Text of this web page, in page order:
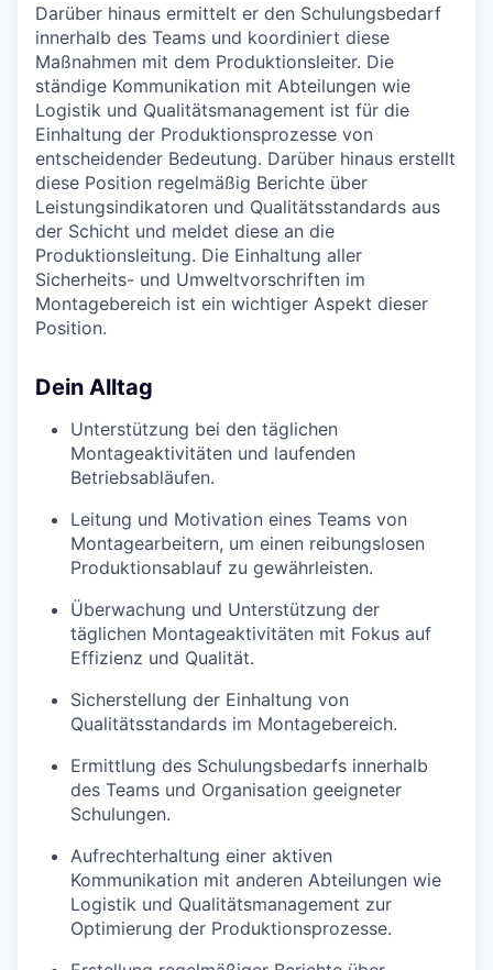
Darüber hinaus ermittelt er den Schulungsbedarf
innerhalb des Teams und koordiniert diese
Maßnahmen mit dem Produktionsleiter. Die
ständige Kommunikation mit Abteilungen wie
Logistik und Qualitätsmanagement ist für die
Einhaltung der Produktionsprozesse von
entscheidender Bedeutung. Darüber hinaus erstellt
diese Position regelmäßig Berichte über
Leistungsindikatoren und Qualitätsstandards aus
der Schicht und meldet diese an die
Produktionsleitung. Die Einhaltung aller
Sicherheits- und Umweltvorschriften im
Montagebereich ist ein wichtiger Aspekt dieser
Position.
Dein Alltag
Unterstützung bei den täglichen
Montageaktivitäten und laufenden
Betriebsabläufen.
Leitung und Motivation eines Teams von
Montagearbeitern, um einen reibungslosen
Produktionsablauf zu gewährleisten.
Überwachung und Unterstützung der
täglichen Montageaktivitäten mit Fokus auf
Effizienz und Qualität.
Sicherstellung der Einhaltung von
Qualitätsstandards im Montagebereich.
Ermittlung des Schulungsbedarfs innerhalb
des Teams und Organisation geeigneter
Schulungen.
Aufrechterhaltung einer aktiven
Kommunikation mit anderen Abteilungen wie
Logistik und Qualitätsmanagement zur
Optimierung der Produktionsprozesse.